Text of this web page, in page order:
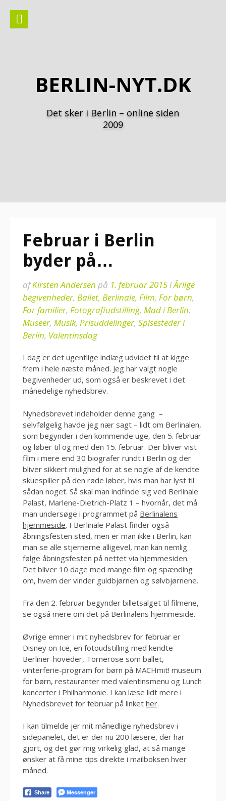
indhold
BERLIN-NYT.DK
Det sker i Berlin – online siden
2009
Februar i Berlin
byder på…
afKirsten Andersen på 1. februar 2015iÅrlige
begivenheder, Ballet, Berlinale, Film, For børn,
For familier, Fotografiudstilling, Mad i Berlin,
Museer, Musik, Prisuddelinger, Spisesteder i
Berlin, Valentinsdag
I dag er det ugentlige indlæg udvidet til at kigge
frem i hele næste måned. Jeg har valgt nogle
begivenheder ud, som også er beskrevet i det
månedelige nyhedsbrev.
Nyhedsbrevet indeholder denne gang –
selvfølgelig havde jeg nær sagt – lidt om Berlinalen,
som begynder i den kommende uge, den 5. februar
og løber til og med den 15. februar. Der bliver vist
film i mere end 30 biografer rundt i Berlin og der
bliver sikkert mulighed for at se nogle af de kendte
skuespiller på den røde løber, hvis man har lyst til
sådan noget. Så skal man indfinde sig ved Berlinale
Palast, Marlene-Dietrich-Platz 1 – hvornår, det må
man undersøge i programmet på Berlinalens
hjemmeside. I Berlinale Palast finder også
åbningsfesten sted, men er man ikke i Berlin, kan
man se alle stjernerne alligevel, man kan nemlig
følge åbningsfesten på nettet via hjemmesiden.
Det bliver 10 dage med mange film og spænding
om, hvem der vinder guldbjørnen og sølvbjørnene.
Fra den 2. februar begynder billetsalget til filmene,
se også mere om det på Berlinalens hjemmeside.
Øvrige emner i mit nyhedsbrev for februar er
Disney on Ice, en fotoudstilling med kendte
Berliner-hoveder, Tornerose som ballet,
vinterferie-program for børn på MACHmit! museum
for børn, restauranter med valentinsmenu og Lunch
koncerter i Philharmonie. I kan læse lidt mere i
Nyhedsbrevet for februar på linket her.
I kan tilmelde jer mit månedlige nyhedsbrev i
sidepanelet, det er der nu 200 læsere, der har
gjort, og det gør mig virkelig glad, at så mange
ønsker at få mine tips direkte i mailboksen hver
måned.
Share Messenger